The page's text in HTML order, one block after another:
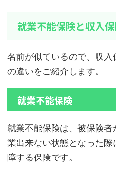
就業不能保険と収入
名前が似ているので、収
の違いをご紹介します。
就業不能保険
就業不能保険は、被保険
業出来ない状態となった
障する保険です。